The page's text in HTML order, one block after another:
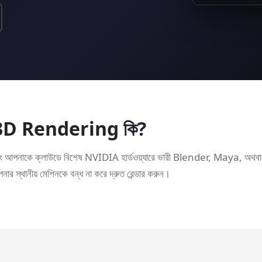
Rendering কি?
আপনাকে ক্লাউডে বিশেষ NVIDIA হার্ডওয়্যারে ভারী Blender, Maya, অথবা
স্থানীয় মেশিনকে বন্ধ না করে দ্রুত রেন্ডার করুন।